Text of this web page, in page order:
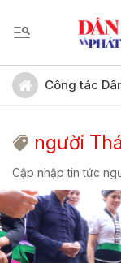
Công tác
người
Cập nhập tin tức